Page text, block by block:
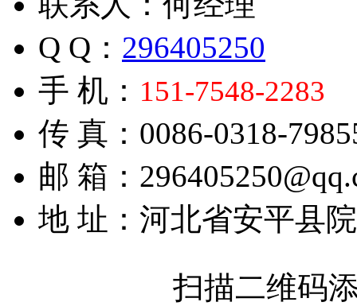
Q Q： 296405250
手 机： 151-7548-2283
传 真：0086-0318-
邮 箱：
地 址：河北省安平县
扫描二维码